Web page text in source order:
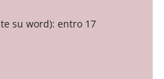
su word): entro 17